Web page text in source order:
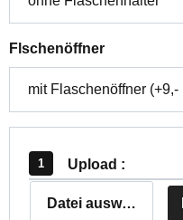
Flschenöffnerauswählen
Upload :
Datei auswählen